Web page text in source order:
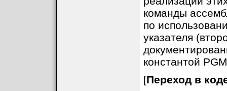
команды
по
указателя
константой
[Переход в